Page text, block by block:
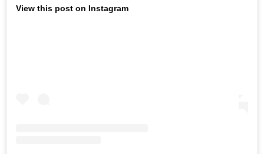
View this post on Instagram